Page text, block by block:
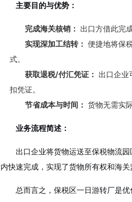
主要目的与优势：
完成海关核销： 出口方借此完
实现深加工结转： 便捷地将保
式。
获取退税/付汇凭证： 出口企业
扣凭证。
节省成本与时间： 货物无需实
业务流程简述：
出口企业将货物运送至保税物流
内快速完成，实现了货物所有权和海关
总而言之，保税区一日游转厂是